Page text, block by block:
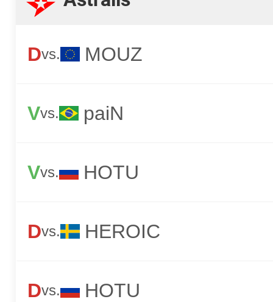
Dvs. MOUZ
Vvs. paiN
Vvs. HOTU
Dvs. HEROIC
Dvs. HOTU